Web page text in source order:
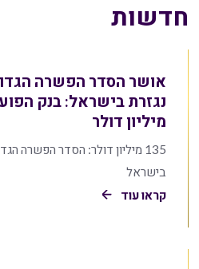
חדשות
אושר הסדר הפשרה
מיליון דולר
135 מיליון דולר: הסדר הפשרה
בישראל
קראו עוד